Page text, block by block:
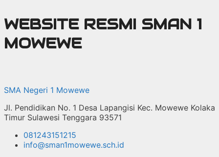
Langsung
ke
isi
WEBSITE RESMI SMAN 1
MOWEWE
SMA Negeri 1 Mowewe
Jl. Pendidikan No. 1 Desa Lapangisi Kec. Mowewe Kolaka
Timur Sulawesi Tenggara 93571
081243151215
info@sman1mowewe.sch.id